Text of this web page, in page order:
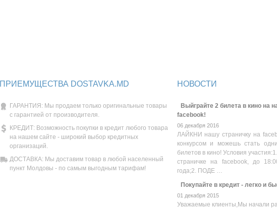
ПРИЕМУЩЕСТВА DOSTAVKA.MD
ГАРАНТИЯ: Мы продаем только оригинальные товары
с гарантией от производителя.
КРЕДИТ: Возможность покупки в кредит любого товара
на нашем сайте - широкий выбор кредитных
организаций.
ДОСТАВКА: Мы доставим товар в любой населенный
пункт Молдовы - по самым выгодным тарифам!
НОВОСТИ
Выйграйте 2 билета в кино на
facebook!
06 декабря 2016
ЛАЙКНИ нашу страничку на
конкурсом и можешь стать
билетов в кино! Условия
страничке на facebook, до
года;2. ПОДЕ …
Покупайте в кредит - легко и
01 декабря 2015
Уважаемые клиенты,Мы начали